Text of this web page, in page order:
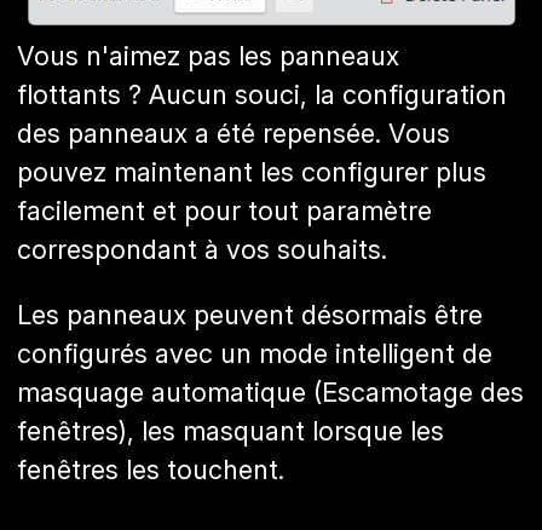
Vous n'aimez pas les panneaux
flottants ? Aucun souci, la configuration
des panneaux a été repensée. Vous
pouvez maintenant les configurer plus
facilement et pour tout paramètre
correspondant à vos souhaits.
Les panneaux peuvent désormais être
configurés avec un mode intelligent de
masquage automatique (Escamotage des
fenêtres), les masquant lorsque les
fenêtres les touchent.